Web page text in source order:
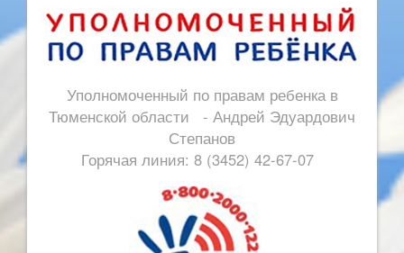
Уполномоченный по правам ребенка в
Тюменской области - Андрей Эдуардович
Степанов
Горячая линия: 8 (3452) 42-67-07